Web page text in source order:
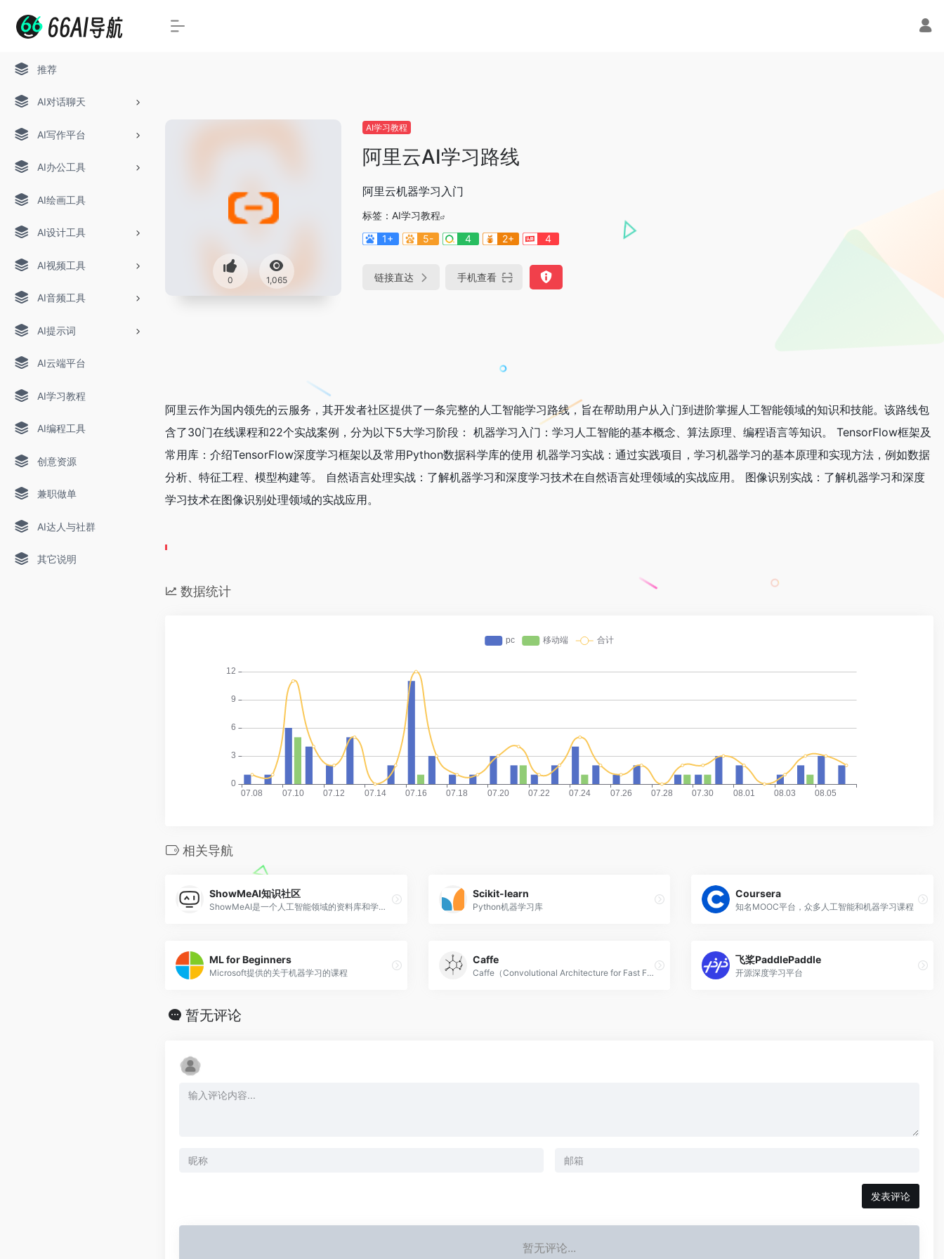
推荐
AI对话聊天
AI写作平台
AI办公工具
AI绘画工具
AI设计工具
AI视频工具
AI音频工具
AI提示词
AI云端平台
AI学习教程
AI编程工具
创意资源
兼职做单
AI达人与社群
其它说明
0 1,065
AI学习教程
阿里云AI学习路线
阿里云机器学习入门
标签： AI学习教程
1+
5- 4 2+ 4
链接直达 手机查看
阿里云作为国内领先的云服务，其开发者社区提供了一条完整的人工智能学习路线，旨在帮助用户从入门到进阶掌握人工智能领域的知识和技能。该路线包
含了30门在线课程和22个实战案例，分为以下5大学习阶段： 机器学习入门：学习人工智能的基本概念、算法原理、编程语言等知识。 TensorFlow框架及
常用库：介绍TensorFlow深度学习框架以及常用Python数据科学库的使用 机器学习实战：通过实践项目，学习机器学习的基本原理和实现方法，例如数据
分析、特征工程、模型构建等。 自然语言处理实战：了解机器学习和深度学习技术在自然语言处理领域的实战应用。 图像识别实战：了解机器学习和深度
学习技术在图像识别处理领域的实战应用。
数据统计
相关导航
ShowMeAI知识社区
ShowMeAI是一个人工智能领域的资料库和学习社区
Scikit-learn
Python机器学习库
Coursera
知名MOOC平台，众多人工智能和机器学习课程
ML for Beginners
Microsoft提供的关于机器学习的课程
Caffe
Caffe（Convolutional Architecture for Fast Feature Embedding）
飞桨PaddlePaddle
开源深度学习平台
暂无评论
发表评论
暂无评论...